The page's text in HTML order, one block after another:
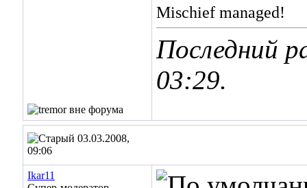
Mischief managed!
Последний
03:29.
03.03.2008,
09:06
Ikar11